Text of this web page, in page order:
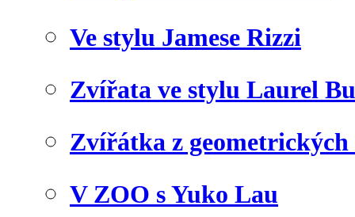
Ve stylu Jamese Rizzi
Zvířata ve stylu Laurel
Zvířátka z
V ZOO s Yuko Lau